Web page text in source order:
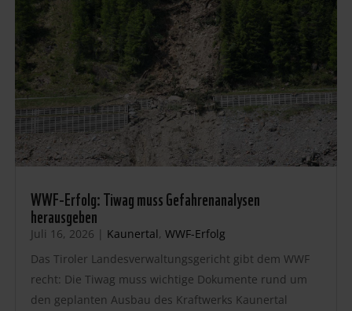
WWF-Erfolg: Tiwag muss Gefahrenanalysen
herausgeben
Juli 16, 2026 | Kaunertal, WWF-Erfolg
Das Tiroler Landesverwaltungsgericht gibt dem WWF
recht: Die Tiwag muss wichtige Dokumente rund um
den geplanten Ausbau des Kraftwerks Kaunertal